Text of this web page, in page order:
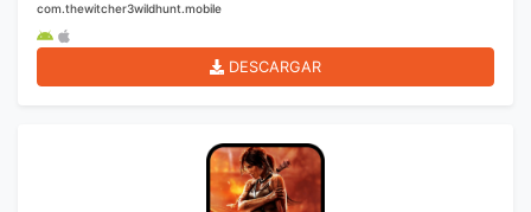
com.thewitcher3wildhunt.mobile
DESCARGAR